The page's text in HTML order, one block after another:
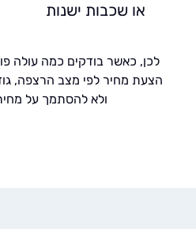
או שכבות ישנות
כאשר בודקים כמה עולה פוליש
מחיר לפי מצב הרצפה, גודל השטח
ולא להסתמך על מחיר קבוע